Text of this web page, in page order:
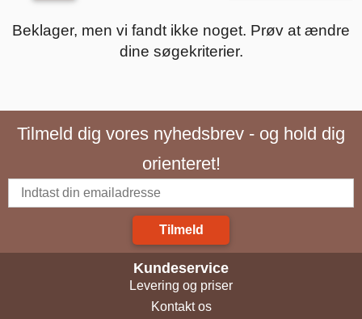
Beklager, men vi fandt ikke noget. Prøv at ændre
dine søgekriterier.
Tilmeld dig vores nyhedsbrev - og hold dig
orienteret!
Tilmeld
Kundeservice
Levering og priser
Kontakt os